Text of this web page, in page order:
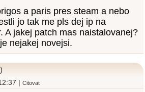
a paris pres steam a nebo
jo tak me pls dej ip na
A jakej patch mas naistalovanej?
nejakej novejsi.
|Citovat